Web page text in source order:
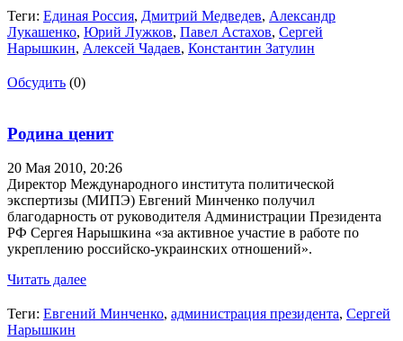
Теги: Единая Россия, Дмитрий Медведев, Александр
Лукашенко, Юрий Лужков, Павел Астахов, Сергей
Нарышкин, Алексей Чадаев, Константин Затулин
Обсудить (0)
Родина ценит
20 Мая 2010, 20:26
Директор Международного института политической
экспертизы (МИПЭ) Евгений Минченко получил
благодарность от руководителя Администрации Президента
РФ Сергея Нарышкина «за активное участие в работе по
укреплению российско-украинских отношений».
Читать далее
Теги: Евгений Минченко, администрация президента, Сергей
Нарышкин